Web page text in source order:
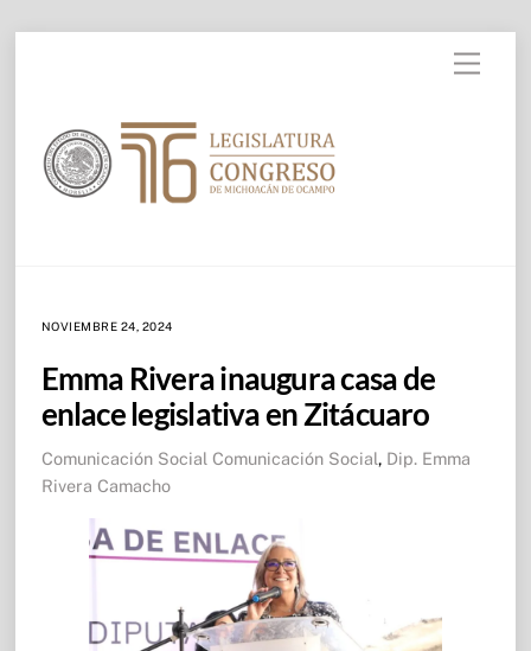
Menu
NOVIEMBRE 24, 2024
Emma Rivera inaugura casa de
enlace legislativa en Zitácuaro
Comunicación Social Comunicación Social, Dip. Emma
Rivera Camacho